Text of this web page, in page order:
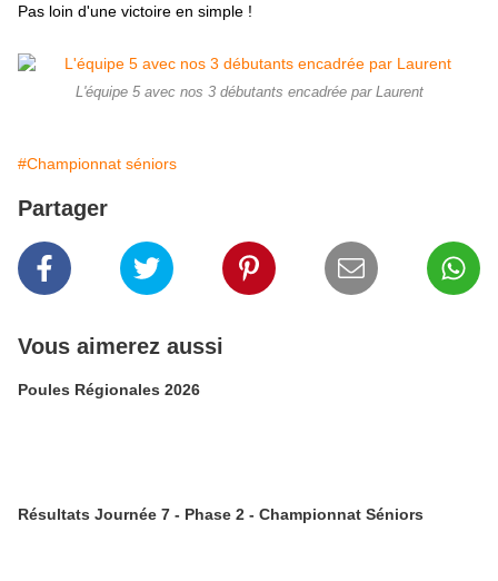
Pas loin d'une victoire en simple !
L'équipe 5 avec nos 3 débutants encadrée par Laurent
#Championnat séniors
Partager
Vous aimerez aussi
Poules Régionales 2026
Résultats Journée 7 - Phase 2 - Championnat Séniors